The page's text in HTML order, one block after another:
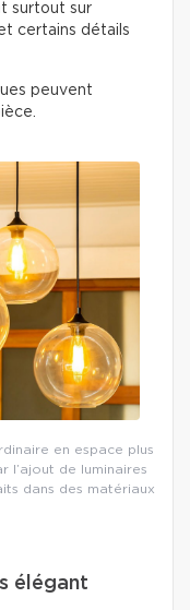
surtout sur
certains détails
peuvent
en espace plus
l’ajout de luminaires
dans des matériaux
élégant